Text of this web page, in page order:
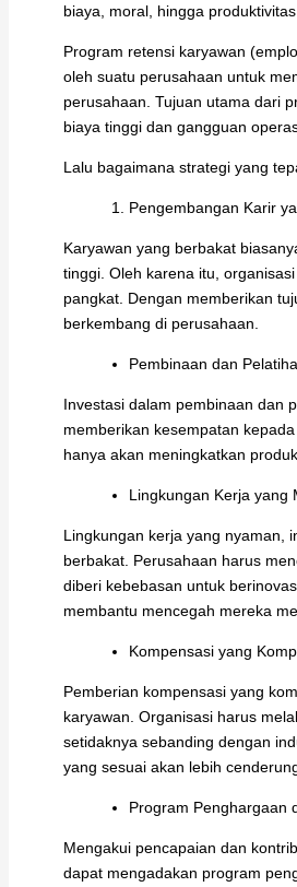
biaya, moral, hingga produktivitas
Program retensi karyawan
oleh suatu perusahaan untuk
perusahaan. Tujuan utama dari
biaya tinggi dan gangguan
Lalu bagaimana strategi yang
Pengembangan Karir
Karyawan yang berbakat
tinggi. Oleh karena itu,
pangkat. Dengan memberikan
berkembang di perusahaan.
Pembinaan dan
Investasi dalam pembinaan dan
memberikan kesempatan
hanya akan meningkatkan
Lingkungan Kerja yang
Lingkungan kerja yang nyaman,
berbakat. Perusahaan harus
diberi kebebasan untuk
membantu mencegah mereka
Kompensasi yang
Pemberian kompensasi yang
karyawan. Organisasi harus
setidaknya sebanding dengan
yang sesuai akan lebih
Program Penghargaan
Mengakui pencapaian dan
dapat mengadakan program